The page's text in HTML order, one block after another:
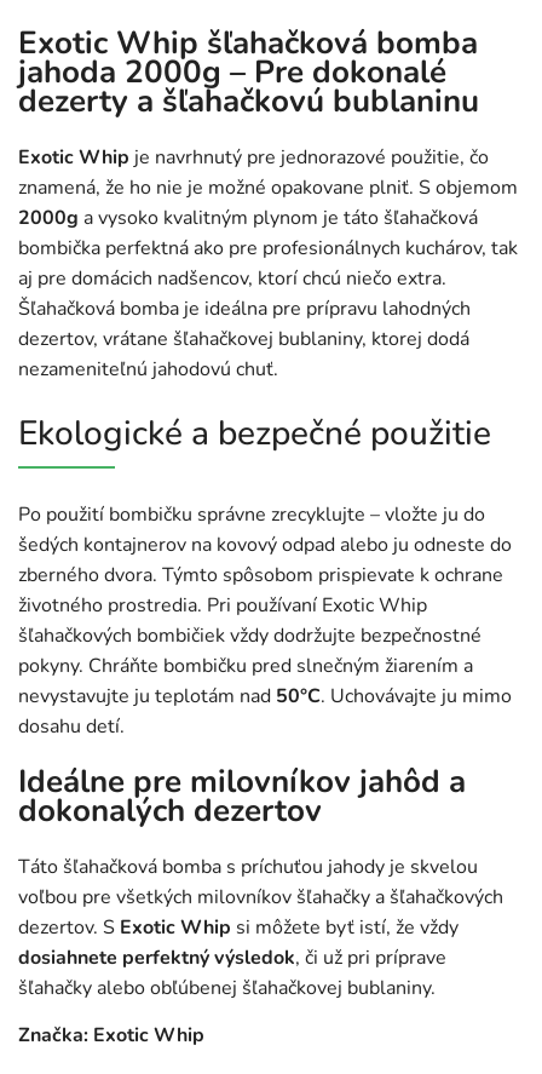
Exotic Whip šľahačková bomba
jahoda 2000g – Pre dokonalé
dezerty a šľahačkovú bublaninu
Exotic Whip je navrhnutý pre jednorazové použitie, čo
znamená, že ho nie je možné opakovane plniť. S objemom
2000g a vysoko kvalitným plynom je táto šľahačková
bombička perfektná ako pre profesionálnych kuchárov, tak
aj pre domácich nadšencov, ktorí chcú niečo extra.
Šľahačková bomba je ideálna pre prípravu lahodných
dezertov, vrátane šľahačkovej bublaniny, ktorej dodá
nezameniteľnú jahodovú chuť.
Ekologické a bezpečné použitie
Po použití bombičku správne zrecyklujte – vložte ju do
šedých kontajnerov na kovový odpad alebo ju odneste do
zberného dvora. Týmto spôsobom prispievate k ochrane
životného prostredia. Pri používaní Exotic Whip
šľahačkových bombičiek vždy dodržujte bezpečnostné
pokyny. Chráňte bombičku pred slnečným žiarením a
nevystavujte ju teplotám nad 50°C. Uchovávajte ju mimo
dosahu detí.
Ideálne pre milovníkov jahôd a
dokonalých dezertov
Táto šľahačková bomba s príchuťou jahody je skvelou
voľbou pre všetkých milovníkov šľahačky a šľahačkových
dezertov. S Exotic Whip si môžete byť istí, že vždy
dosiahnete perfektný výsledok, či už pri príprave
šľahačky alebo obľúbenej šľahačkovej bublaniny.
Značka: Exotic Whip